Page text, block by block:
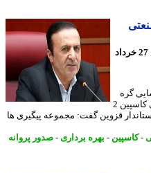
- چهارشنبه 27 خرداد
صدور پروانه بهره برداری در شهرک صنعتی کاسپین 2
قزوین گفت: مجموعه پیگیری ها
-بهره برداری- صدور پروانه